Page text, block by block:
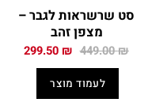
סט שרשראות לגבר –
מצפן זהב
449.00₪ המחיר
449.00 ₪.
299.50 ₪ המחיר
לעמוד מוצר